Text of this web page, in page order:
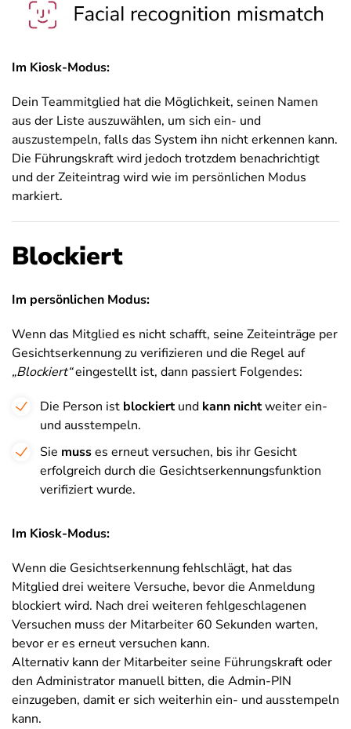
Im Kiosk-Modus:
Dein Teammitglied hat die Möglichkeit, seinen Namen
aus der Liste auszuwählen, um sich ein- und
auszustempeln, falls das System ihn nicht erkennen kann.
Die Führungskraft wird jedoch trotzdem benachrichtigt
und der Zeiteintrag wird wie im persönlichen Modus
markiert.
Blockiert
Im persönlichen Modus:
Wenn das Mitglied es nicht schafft, seine Zeiteinträge per
Gesichtserkennung zu verifizieren und die Regel auf
„Blockiert“eingestellt ist, dann passiert Folgendes:
Die Person ist blockiertund kann nichtweiter ein-
und ausstempeln.
Sie musses erneut versuchen, bis ihr Gesicht
erfolgreich durch die Gesichtserkennungsfunktion
verifiziert wurde.
Im Kiosk-Modus:
Wenn die Gesichtserkennung fehlschlägt, hat das
Mitglied drei weitere Versuche, bevor die Anmeldung
blockiert wird. Nach drei weiteren fehlgeschlagenen
Versuchen muss der Mitarbeiter 60 Sekunden warten,
bevor er es erneut versuchen kann.
Alternativ kann der Mitarbeiter seine Führungskraft oder
den Administrator manuell bitten, die Admin-PIN
einzugeben, damit er sich weiterhin ein- und ausstempeln
kann.